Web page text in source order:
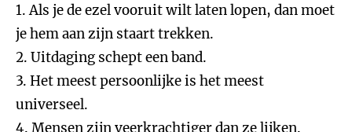
1. Als je de ezel vooruit wilt laten lopen, dan moet
je hem aan zijn staart trekken.
2. Uitdaging schept een band.
3. Het meest persoonlijke is het meest
universeel.
4. Mensen zijn veerkrachtiger dan ze lijken.